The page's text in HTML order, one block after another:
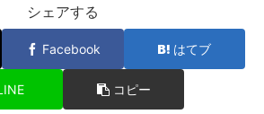
シェアする
Facebook はてブ
コピー